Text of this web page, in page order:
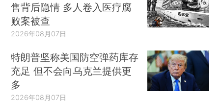
售背后隐情 多人卷入医疗腐
败案被查
2026年08月07日
特朗普坚称美国防空弹药库存
充足 但不会向乌克兰提供更
多
2026年08月07日